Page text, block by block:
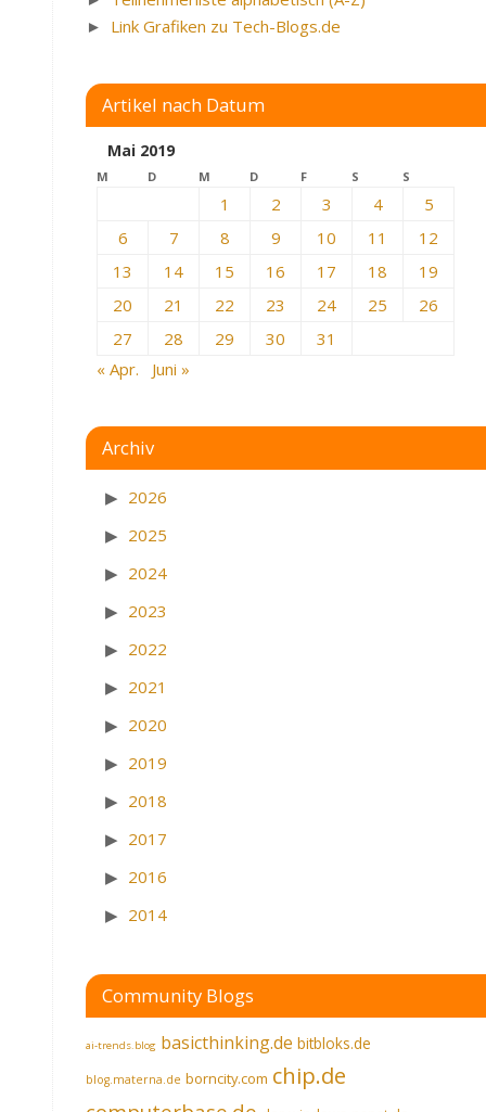
► Link Grafiken zu Tech-Blogs.de
Artikel nach Datum
Mai 2019
M D M D F S S
1 2 3 4
5
6
7 8 9 10 11
12
13
14 15 16 17 18
19
20
21 22 23 24 25
26
27
28 29 30
31
« Apr.
Juni »
Archiv
2026
2025
2024
2023
2022
2021
2020
2019
2018
2017
2016
2014
Community Blogs
ai-trends.blog basicthinking.de bitbloks.de
blog.materna.de borncity.com chip.de